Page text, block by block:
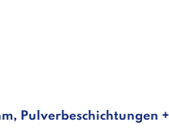
Pulverbeschichtungen